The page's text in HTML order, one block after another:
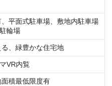
平面式駐車場、敷地内駐車場
輪場
、緑豊かな住宅地
VR内覧
積最低限度有